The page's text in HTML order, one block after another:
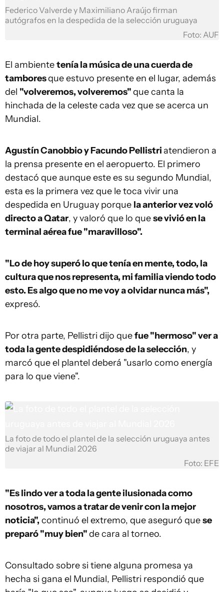
Federico Valverde y Maximiliano Araújo firman
autógrafos en la despedida de la selección uruguaya
Foto: AUF
El ambientetenía la música de una cuerda de
tamboresque estuvo presente en el lugar, además
del "volveremos, volveremos"que canta la
hinchada de la celeste cada vez que se acerca un
Mundial.
Agustín Canobbio y Facundo Pellistriatendieron a
la prensa presente en el aeropuerto. El primero
destacó que aunque este es su segundo Mundial,
esta es la primera vez que le toca vivir una
despedida en Uruguay porque la anterior vez voló
directo a Qatar, y valoró que lo quese vivió en la
terminal aérea fue "maravilloso".
"Lo de hoy superó lo que tenía en mente, todo, la
cultura que nos representa, mi familia viendo todo
esto. Es algo que no me voy a olvidar nunca más",
expresó.
Por otra parte, Pellistri dijo quefue "hermoso" ver a
toda la gente despidiéndose de la selección, y
marcó que el plantel deberá "usarlo como energía
para lo que viene".
La foto de todo el plantel de la selección uruguaya antes
de viajar al Mundial 2026
Foto: EFE
"Es lindo ver a toda la gente ilusionada como
nosotros, vamos a tratar de venir con la mejor
noticia", continuó el extremo, que aseguró quese
preparó "muy bien"de cara al torneo.
Consultado sobre si tiene alguna promesa ya
hecha si gana el Mundial, Pellistri respondió que